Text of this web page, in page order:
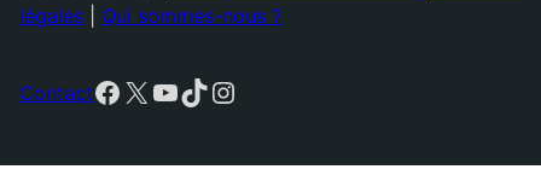
légales
Qui sommes-nous ?
ContactFacebook
X YouTube
TikTok
Instagram